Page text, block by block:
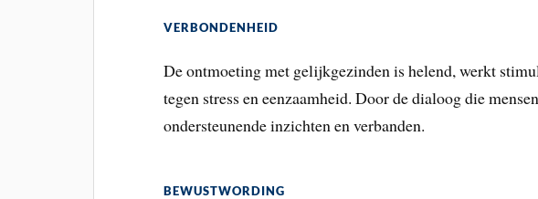
VERBONDENHEID
De ontmoeting met gelijkgezinden is helend, werkt
tegen stress en eenzaamheid. Door de dialoog die
ondersteunende inzichten en verbanden.
BEWUSTWORDING